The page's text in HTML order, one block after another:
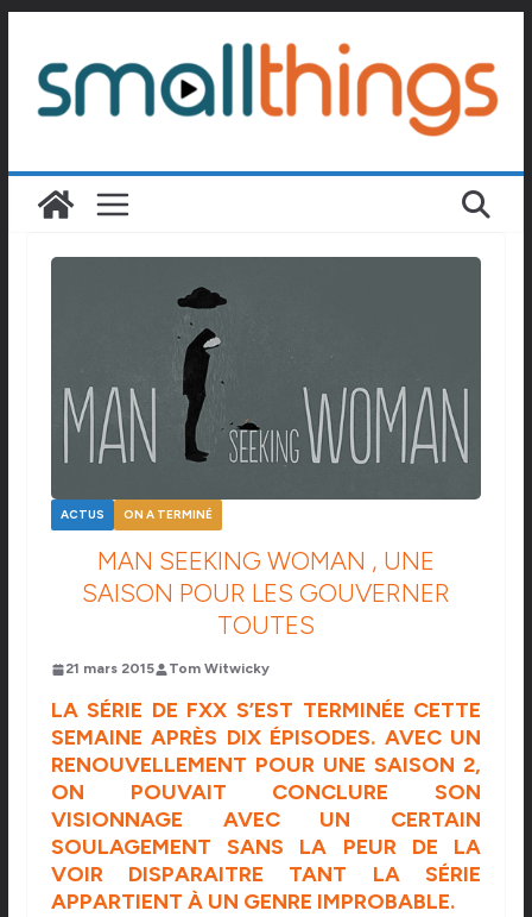
contenu
ACTUS ON A TERMINÉ
MAN SEEKING WOMAN , UNE
SAISON POUR LES GOUVERNER
TOUTES
21 mars 2015 Tom Witwicky
LA SÉRIE DE FXX S’EST TERMINÉE CETTE
SEMAINE APRÈS DIX ÉPISODES. AVEC UN
RENOUVELLEMENT POUR UNE SAISON 2,
ON POUVAIT CONCLURE SON
VISIONNAGE AVEC UN CERTAIN
SOULAGEMENT SANS LA PEUR DE LA
VOIR DISPARAITRE TANT LA SÉRIE
APPARTIENT À UN GENRE IMPROBABLE.